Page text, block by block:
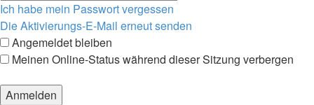
Ich habe mein Passwort vergessen
Die Aktivierungs-E-Mail erneut senden
Angemeldet bleiben
Meinen Online-Status während dieser Sitzung verbergen